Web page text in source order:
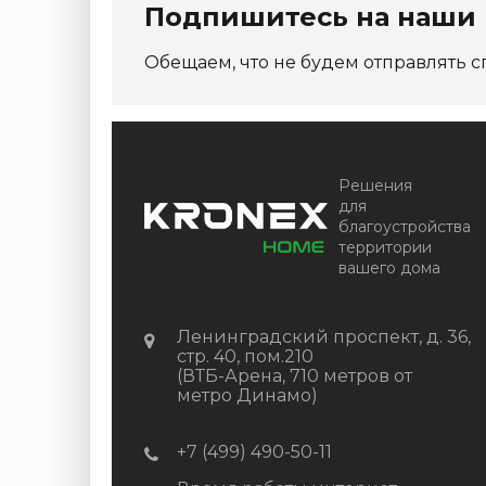
Артикул: DPK-2329
-
КУПИТЬ
Подпишитесь на наши
Обещаем, что не будем отправлять
Решения
для
благоустройства
территории
вашего дома
Ленинградский проспект, д. 36,
стр. 40, пом.210
(ВТБ-Арена, 710 метров от
метро Динамо)
+7 (499) 490-50-11